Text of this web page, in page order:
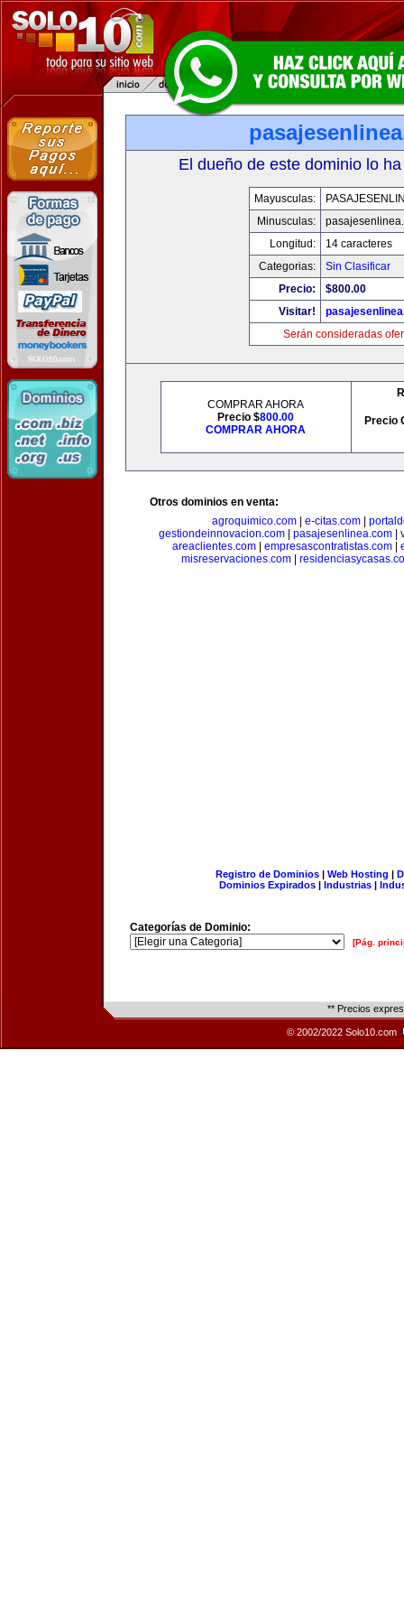
El dueño de este dominio lo
Mayusculas:
Minusculas:
Longitud:
14 caracteres
Categorias:
Sin Clasificar
Precio:
$800.00
Visitar!
Serán consideradas
COMPRAR AHORA
Precio $800.00
COMPRAR AHORA
Precio
Otros dominios en venta:
agroquimico.com
e-citas.com
gestiondeinnovacion.com| pasajesenlinea.com|
areaclientes.com| empresascontratistas.com|
misreservaciones.com|
Registro de Dominios| Web Hosting |
Dominios Expirados | Industrias |
Categorías de Dominio:
[Pág.
** Precios
© 2002/2022 Solo10.com